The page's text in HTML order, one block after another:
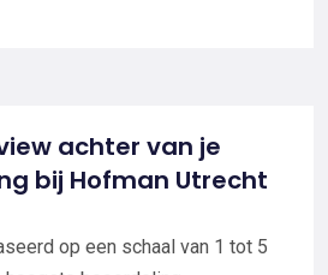
achter van je
bij Hofman Utrecht
op een schaal van 1 tot 5